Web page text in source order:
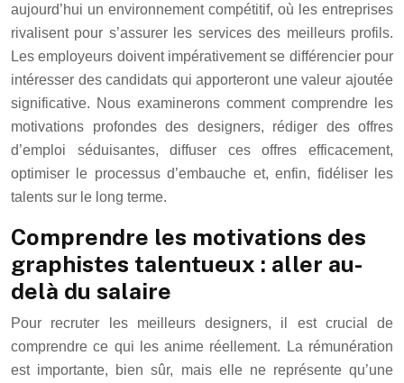
aujourd’hui un environnement compétitif, où les entreprises
rivalisent pour s’assurer les services des meilleurs profils.
Les employeurs doivent impérativement se différencier pour
intéresser des candidats qui apporteront une valeur ajoutée
significative. Nous examinerons comment comprendre les
motivations profondes des designers, rédiger des offres
d’emploi séduisantes, diffuser ces offres efficacement,
optimiser le processus d’embauche et, enfin, fidéliser les
talents sur le long terme.
Comprendre les motivations des
graphistes talentueux : aller au-
delà du salaire
Pour recruter les meilleurs designers, il est crucial de
comprendre ce qui les anime réellement. La rémunération
est importante, bien sûr, mais elle ne représente qu’une